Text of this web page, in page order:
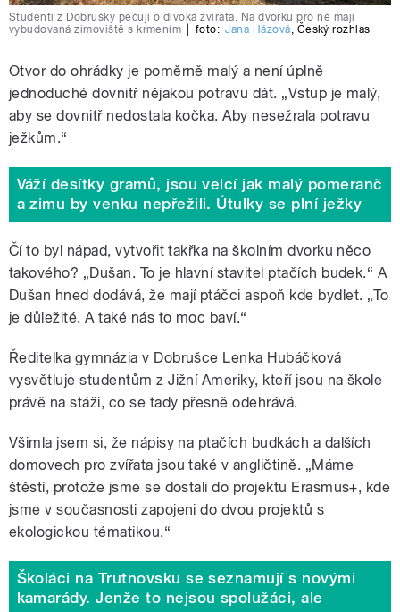
Studenti z Dobrušky pečují o divoká zvířata. Na dvorku pro ně mají
vybudovaná zimoviště s krmením
foto: Jana Házová, Český rozhlas
Otvor do ohrádky je poměrně malý a není úplně
jednoduché dovnitř nějakou potravu dát. „Vstup je malý,
aby se dovnitř nedostala kočka. Aby nesežrala potravu
ježkům.“
Váží desítky gramů, jsou velcí jak malý pomeranč
a zimu by venku nepřežili. Útulky se plní ježky
Čí to byl nápad, vytvořit takřka na školním dvorku něco
takového? „Dušan. To je hlavní stavitel ptačích budek.“ A
Dušan hned dodává, že mají ptáčci aspoň kde bydlet. „To
je důležité. A také nás to moc baví.“
Ředitelka gymnázia v Dobrušce Lenka Hubáčková
vysvětluje studentům z Jižní Ameriky, kteří jsou na škole
právě na stáži, co se tady přesně odehrává.
Všimla jsem si, že nápisy na ptačích budkách a dalších
domovech pro zvířata jsou také v angličtině. „Máme
štěstí, protože jsme se dostali do projektu Erasmus+, kde
jsme v současnosti zapojeni do dvou projektů s
ekologickou tématikou.“
Školáci na Trutnovsku se seznamují s novými
kamarády. Jenže to nejsou spolužáci, ale